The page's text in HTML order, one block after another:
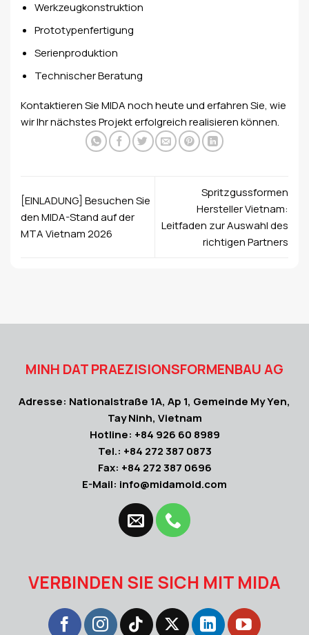
Werkzeugkonstruktion
Prototypenfertigung
Serienproduktion
Technischer Beratung
Kontaktieren Sie MIDA noch heute und erfahren Sie, wie
wir Ihr nächstes Projekt erfolgreich realisieren können.
[EINLADUNG] Besuchen Sie
den MIDA-Stand auf der
MTA Vietnam 2026
Spritzgussformen
Hersteller Vietnam:
Leitfaden zur Auswahl des
richtigen Partners
MINH DAT PRAEZISIONSFORMENBAU AG
Adresse: Nationalstraße 1A, Ap 1, Gemeinde My Yen,
Tay Ninh, Vietnam
Hotline: +84 926 60 8989
Tel.: +84 272 387 0873
Fax: +84 272 387 0696
E-Mail: info@midamold.com
VERBINDEN SIE SICH MIT MIDA